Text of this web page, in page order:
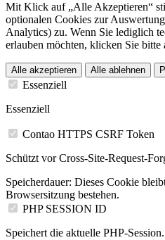
Mit Klick auf „Alle Akzeptieren“
optionalen Cookies zur
Analytics) zu. Wenn Sie lediglich
erlauben möchten, klicken Sie bitte
Alle akzeptieren Alle ablehnen
Essenziell
Essenziell
Contao HTTPS CSRF Token
Schützt vor Cross-Site-Request-
Speicherdauer: Dieses Cookie
Browsersitzung bestehen.
PHP SESSION ID
Speichert die aktuelle PHP-Session.